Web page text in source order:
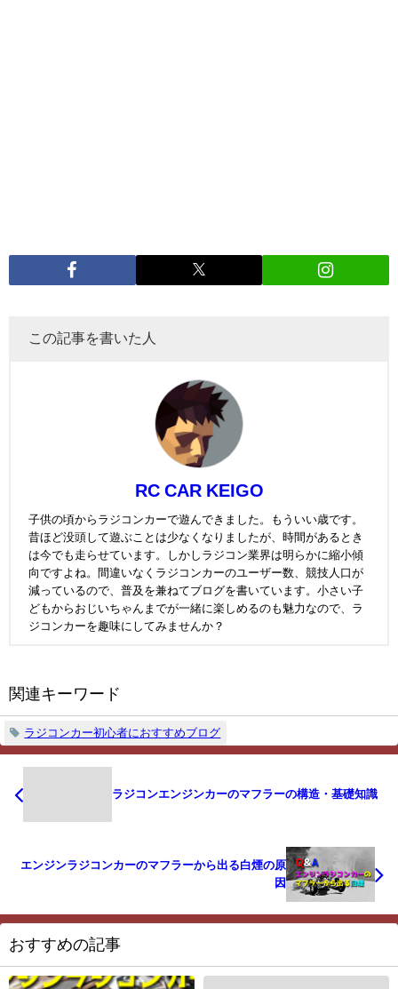
この記事を書いた人
RC CAR KEIGO
子供の頃からラジコンカーで遊んできました。もういい歳です。
昔ほど没頭して遊ぶことは少なくなりましたが、時間があるとき
は今でも走らせています。しかしラジコン業界は明らかに縮小傾
向ですよね。間違いなくラジコンカーのユーザー数、競技人口が
減っているので、普及を兼ねてブログを書いています。小さい子
どもからおじいちゃんまでが一緒に楽しめるのも魅力なので、ラ
ジコンカーを趣味にしてみませんか？
関連キーワード
ラジコンカー初心者におすすめブログ
ラジコンエンジンカーのマフラーの構造・基礎知識
エンジンラジコンカーのマフラーから出る白煙の原
因
おすすめの記事